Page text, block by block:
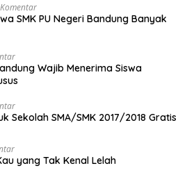
SMK PU Negeri Bandung Banyak
Wajib Menerima Siswa
Sekolah SMA/SMK 2017/2018 Gratis
yang Tak Kenal Lelah